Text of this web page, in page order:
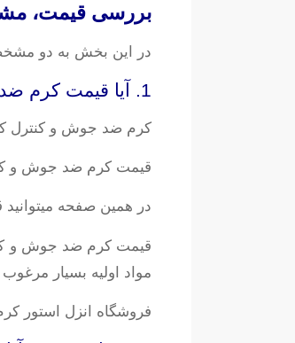
بررسی قیمت،
در این بخش به دو
1. آیا قیمت کرم ضد جوش و کنترل کننده چربی اسکن اسکین به صرفه است؟
کرم ضد جوش و کنترل
قیمت کرم ضد جوش و
در همین صفحه
قیمت کرم ضد جوش و
مواد اولیه بسیار مرغوب و درجه 1 تهیه شده که جز محصولات پر فروش و
فروشگاه انزل استور